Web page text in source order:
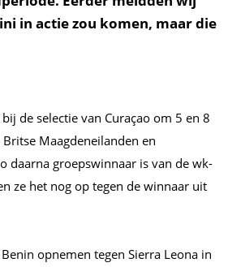
in actie zou komen, maar die
de selectie van Curaçao om 5 en 8
Maagdeneilanden en
daarna groepswinnaar is van de wk-
ze het nog op tegen de winnaar uit
opnemen tegen Sierra Leona in